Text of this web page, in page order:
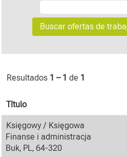
Resultados 1 – 1 de 1
Título
Księgowy / Księgowa
Finanse i administracja
Buk, PL, 64-320